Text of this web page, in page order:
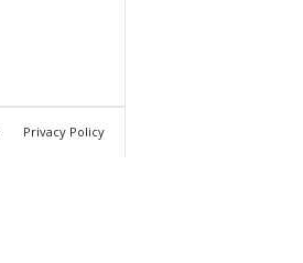
Privacy Policy